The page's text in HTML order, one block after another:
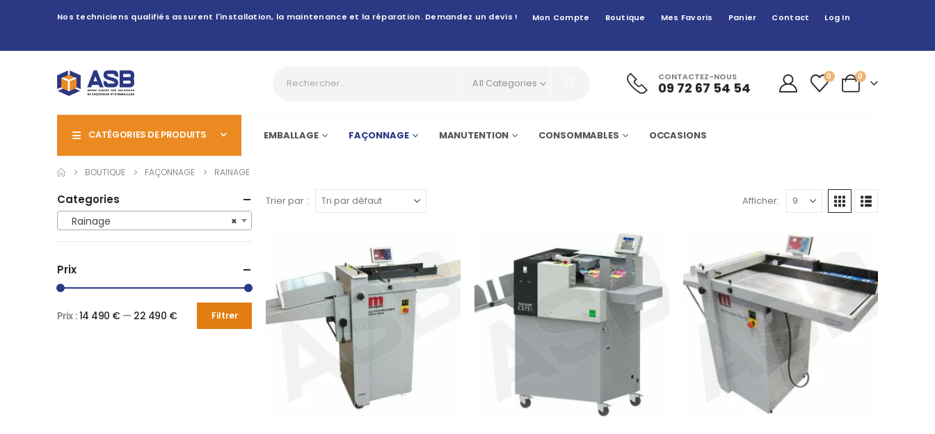
Nos techniciens qualifiés assurent l'installation, la maintenance et la réparation. Demandez un devis ! Mon Compte Boutique Mes Favoris Panier Contact Log In
All Categories CONTACTEZ-NOUS
09 72 67 54 54
0 0
CATÉGORIES DE PRODUITS EMBALLAGE FAÇONNAGE MANUTENTION CONSOMMABLES OCCASIONS
BOUTIQUE FAÇONNAGE RAINAGE
Trier par : Afficher:
Categories
×
Rainage
Prix
Filtrer
Prix :14 490 €— 22 490 €